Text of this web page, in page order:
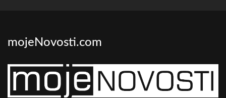
mojeNovosti.com